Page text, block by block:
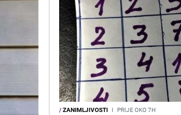
/ZANIMLJIVOSTI I PRIJE OKO 7H